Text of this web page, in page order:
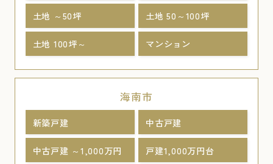
土地 ～50坪 土地 50～100坪
土地 100坪～ マンション
海南市
新築戸建 中古戸建
中古戸建 ～1,000万円 戸建1,000万円台